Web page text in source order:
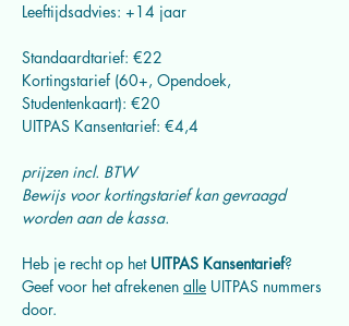
Leeftijdsadvies: +14 jaar
Standaardtarief: €22
Kortingstarief (60+, Opendoek,
Studentenkaart): €20
UITPAS Kansentarief: €4,4
prijzen incl. BTW
Bewijs voor kortingstarief kan gevraagd
worden aan de kassa.
Heb je recht op het UITPAS Kansentarief?
Geef voor het afrekenen alle UITPAS nummers
door.